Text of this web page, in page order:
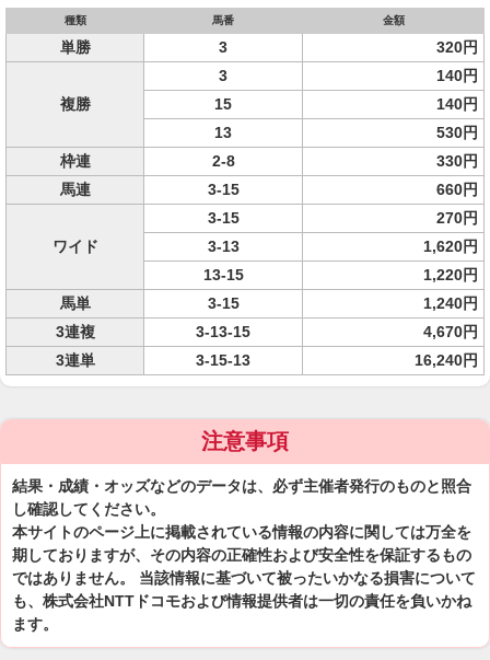
種類 馬番 金額
単勝 3 320円
複勝
3
140円
15
140円
13
530円
枠連
2-8
330円
馬連
3-15 660円
ワイド
3-15
270円
3-13
1,620円
13-15
1,220円
馬単
3-15
1,240円
3連複
3-13-15
4,670円
3連単
3-15-13 16,240円
注意事項
結果・成績・オッズなどのデータは、必ず主催者発行のものと照合
し確認してください。
本サイトのページ上に掲載されている情報の内容に関しては万全を
期しておりますが、その内容の正確性および安全性を保証するもの
ではありません。 当該情報に基づいて被ったいかなる損害について
も、株式会社NTTドコモおよび情報提供者は一切の責任を負いかね
ます。